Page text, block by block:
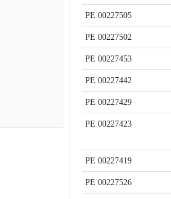
PE 00227505
PE 00227502
PE 00227453
PE 00227442
PE 00227429
PE 00227423
PE 00227419
PE 00227526